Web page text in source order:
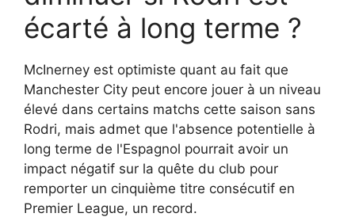
écarté à long terme ?
McInerney est optimiste quant au fait que
Manchester City peut encore jouer à un niveau
élevé dans certains matchs cette saison sans
Rodri, mais admet que l'absence potentielle à
long terme de l'Espagnol pourrait avoir un
impact négatif sur la quête du club pour
remporter un cinquième titre consécutif en
Premier League, un record.